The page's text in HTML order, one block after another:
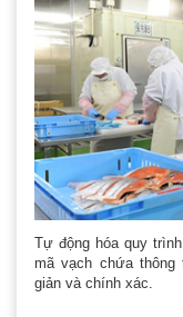
Tự động hóa quy
mã vạch chứa
giản và chính xác.